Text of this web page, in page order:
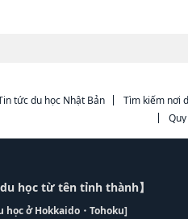
tức du học Nhật Bản Tìm kiếm nơi
du học từ tên tỉnh thành】
học ở Hokkaido・Tohoku]